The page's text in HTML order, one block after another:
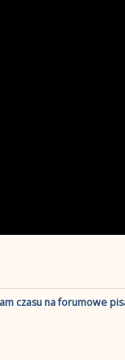
czasu na forumowe